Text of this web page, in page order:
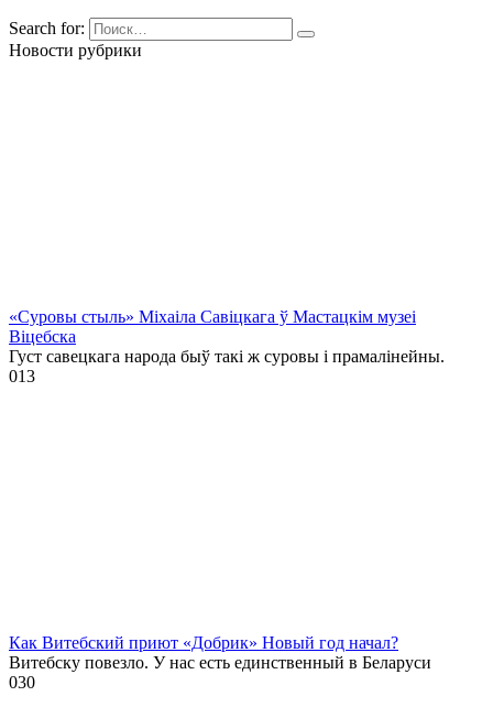
Search for:
Новости рубрики
«Суровы стыль» Міхаіла Савіцкага ў Мастацкім музеі
Віцебска
Густ савецкага народа быў такі ж суровы і прамалінейны.
013
Как Витебский приют «Добрик» Новый год начал?
Витебску повезло. У нас есть единственный в Беларуси
030